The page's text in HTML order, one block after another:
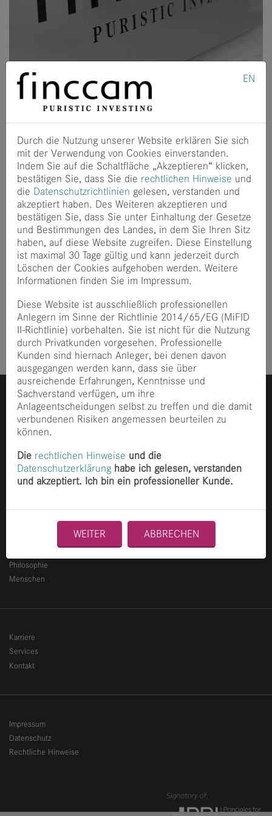
EN
Durch die Nutzung unserer Website erklären Sie sich
mit der Verwendung von Cookies einverstanden.
Indem Sie auf die Schaltfläche „Akzeptieren“ klicken,
bestätigen Sie, dass Sie die rechtlichen Hinweise und
die Datenschutzrichtlinien gelesen, verstanden und
akzeptiert haben. Des Weiteren akzeptieren und
bestätigen Sie, dass Sie unter Einhaltung der Gesetze
und Bestimmungen des Landes, in dem Sie Ihren Sitz
haben, auf diese Website zugreifen. Diese Einstellung
ist maximal 30 Tage gültig und kann jederzeit durch
Löschen der Cookies aufgehoben werden. Weitere
Informationen finden Sie im Impressum.
Diese Website ist ausschließlich professionellen
Anlegern im Sinne der Richtlinie 2014/65/EG (MiFID
II-Richtlinie) vorbehalten. Sie ist nicht für die Nutzung
durch Privatkunden vorgesehen. Professionelle
Kunden sind hiernach Anleger, bei denen davon
ausgegangen werden kann, dass sie über
ausreichende Erfahrungen, Kenntnisse und
Sachverstand verfügen, um ihre
Anlageentscheidungen selbst zu treffen und die damit
verbundenen Risiken angemessen beurteilen zu
können.
Die rechtlichen Hinweise und die
Datenschutzerklärung habe ich gelesen, verstanden
und akzeptiert. Ich bin ein professioneller Kunde.
WEITER ABBRECHEN
Andreas Tröger ist seit dem 1. Oktober 2021 Teil des
finccam-Teams!
In den letzten Jahren konnte Andreas bei Vescore und
Vontobel Erfahrung im Management von quantitativen
Anlagestrategien sammeln. Das Portfoliomanagement von
Spezial- und Publikumsfonds mit Komponenten aus dem
Risikomanagement und verschiedenen
Risikoprämienstrategien waren hierbei sein Fokus.
Vor seinem Einstieg ins Portfoliomanagement studierte
Andreas Wirtschaftsmathematik und war im Investment
Consulting tätig. Zudem bringt er seine Qualifikation als
CFA, seine Leidenschaft fürs Coding und sein
kulinarisches Know-How mit in unser Team ein!
Ein perfekter Fit - fachlich und persönlich! Herzlich
Willkommen, Andreas!
Veröffentlicht vor 5 Jahre
Ganghoferstraße 70
80339 München
Philosophie
Menschen
Karriere
Services
Kontakt
Impressum
Datenschutz
Rechtliche Hinweise